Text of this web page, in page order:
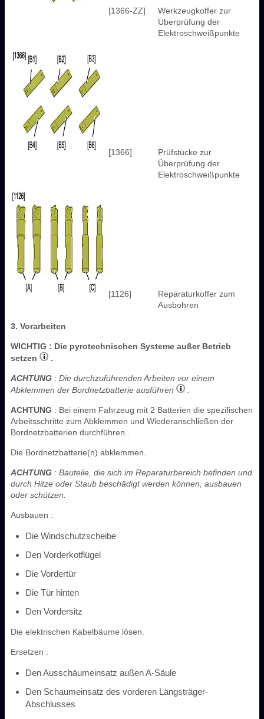
[1366-ZZ]
Werkzeugkoffer zur
Überprüfung der
Elektroschweißpunkte
[1366]
Prüfstücke zur
Überprüfung der
Elektroschweißpunkte
[1126]
Reparaturkoffer zum
Ausbohren
3. Vorarbeiten
WICHTIG : Die pyrotechnischen Systeme außer Betrieb
setzen
.
ACHTUNG : Die durchzuführenden Arbeiten vor einem
Abklemmen der Bordnetzbatterie ausführen
ACHTUNG : Bei einem Fahrzeug mit 2 Batterien die spezifischen
Arbeitsschritte zum Abklemmen und Wiederanschließen der
Bordnetzbatterien durchführen..
Die Bordnetzbatterie(n) abklemmen.
ACHTUNG : Bauteile, die sich im Reparaturbereich befinden und
durch Hitze oder Staub beschädigt werden können, ausbauen
oder schützen.
Ausbauen :
Die Windschutzscheibe
Den Vorderkotflügel
Die Vordertür
Die Tür hinten
Den Vordersitz
Die elektrischen Kabelbäume lösen.
Ersetzen :
Den Ausschäumeinsatz außen A-Säule
Den Schaumeinsatz des vorderen Längsträger-
Abschlusses